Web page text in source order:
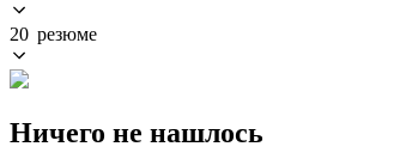
20 резюме
Ничего не нашлось